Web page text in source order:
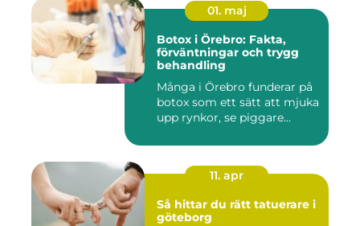
01. maj
Botox i Örebro: Fakta,
förväntningar och trygg
behandling
Många i Örebro funderar på
botox som ett sätt att mjuka
upp rynkor, se piggare...
11. apr
Så hittar du rätt tatuerare i
göteborg